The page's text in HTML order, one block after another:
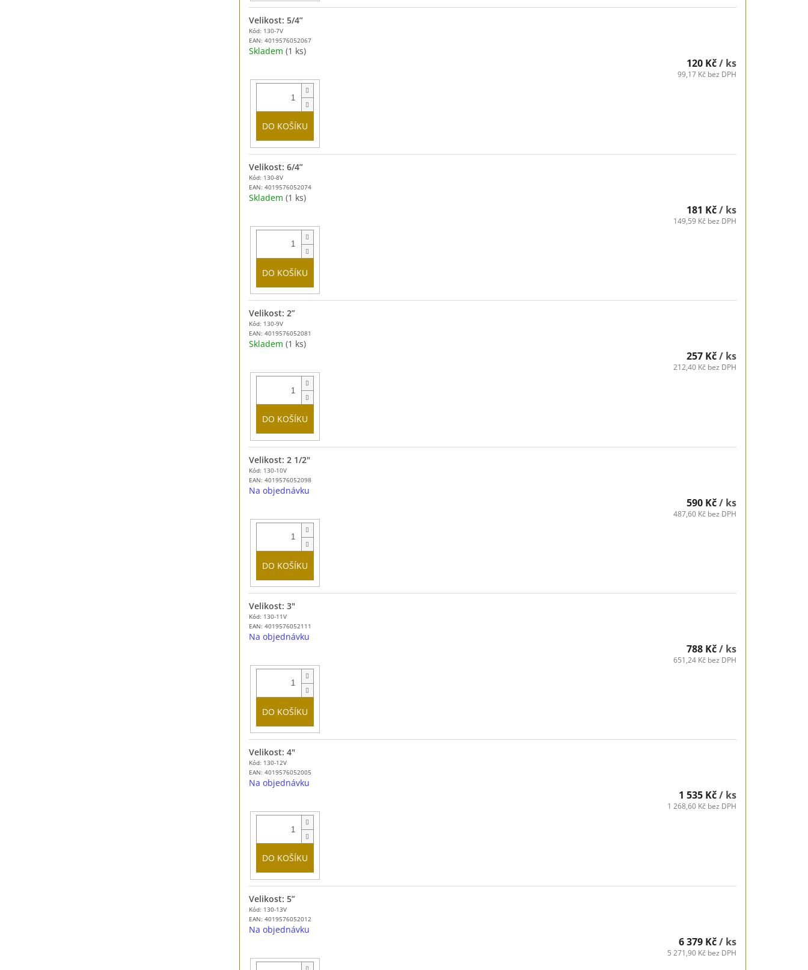
Kód: 130-7V
EAN: 4019576052067
Velikost: 5/4”
Skladem (1 ks)
120 Kč/ ks
99,17 Kč bez DPH
DO KOŠÍKU
Kód: 130-8V
EAN: 4019576052074
Velikost: 6/4”
Skladem (1 ks)
181 Kč/ ks
149,59 Kč bez DPH
DO KOŠÍKU
Kód: 130-9V
EAN: 4019576052081
Velikost: 2”
Skladem (1 ks)
257 Kč/ ks
212,40 Kč bez DPH
DO KOŠÍKU
Kód: 130-10V
EAN: 4019576052098
Velikost: 2 1/2"
Na objednávku
590 Kč/ ks
487,60 Kč bez DPH
DO KOŠÍKU
Kód: 130-11V
EAN: 4019576052111
Velikost: 3"
Na objednávku
788 Kč/ ks
651,24 Kč bez DPH
DO KOŠÍKU
Kód: 130-12V
EAN: 4019576052005
Velikost: 4"
Na objednávku
1 535 Kč/ ks
1 268,60 Kč bez DPH
DO KOŠÍKU
Kód: 130-13V
EAN: 4019576052012
Velikost: 5”
Na objednávku
6 379 Kč/ ks
5 271,90 Kč bez DPH